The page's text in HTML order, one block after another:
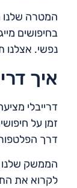
המטרה שלנו
בחיפושים
נפשי.
איך
דרייבלי
זמן על
דרך
הממשק שלנו
לקרוא את